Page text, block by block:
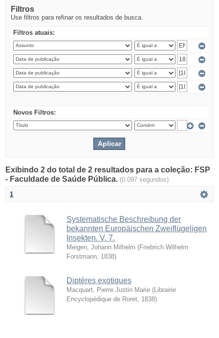
Filtros
Use filtros para refinar os resultados de busca.
Filtros atuais:
Novos Filtros:
Exibindo 2 do total de 2 resultados para a coleção: FSP
- Faculdade de Saúde Pública. (0.097 segundos)
1
Systematische Beschreibung der
bekannten Europäischen Zweiflügeligen
Insekten. V. 7.
Meigen, Johann Milhelm (Friebrich Wilhelm
Forstmann 1838)
Diptères exotiques
Macquart, Pierre Justin Marie ( Librairie
Encyclopédique de Roret 1838)